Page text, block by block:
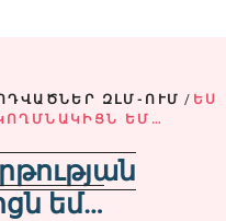
ԶԼՄ-ՈՒՄ / ԵՍ
ԵՄ…
եմ…